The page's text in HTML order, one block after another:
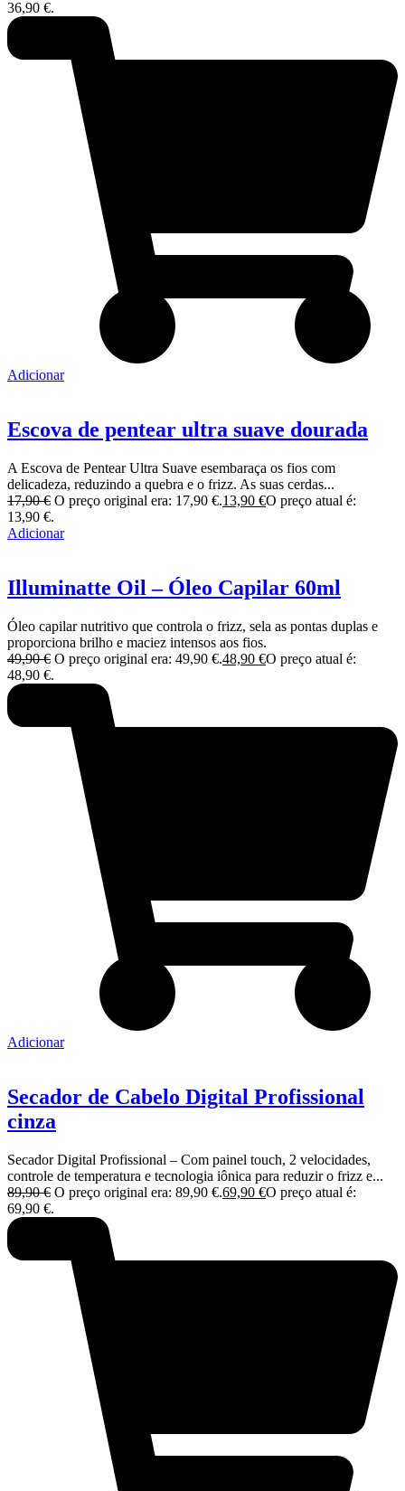
36,90 €.
Adicionar
Escova de pentear ultra suave dourada
A Escova de Pentear Ultra Suave esembaraça os fios com
delicadeza, reduzindo a quebra e o frizz. As suas cerdas...
17,90€ O preço original era: 17,90 €.13,90 €O preço atual é:
13,90 €.
Adicionar
Illuminatte Oil – Óleo Capilar 60ml
Óleo capilar nutritivo que controla o frizz, sela as pontas duplas e
proporciona brilho e maciez intensos aos fios.
49,90€ O preço original era: 49,90 €.48,90 €O preço atual é:
48,90 €.
Adicionar
Secador de Cabelo Digital Profissional
cinza
Secador Digital Profissional – Com painel touch, 2 velocidades,
controle de temperatura e tecnologia iônica para reduzir o frizz e...
89,90€ O preço original era: 89,90 €.69,90 €O preço atual é:
69,90 €.